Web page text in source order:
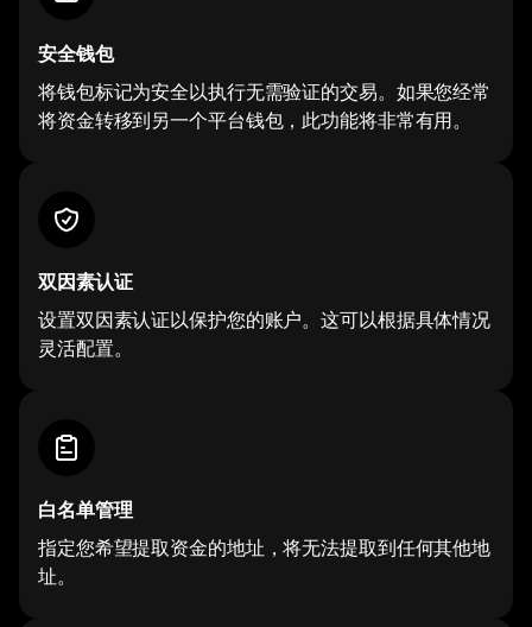
安全钱包
将钱包标记为安全以执行无需验证的交易。如果您经常
将资金转移到另一个平台钱包，此功能将非常有用。
双因素认证
设置双因素认证以保护您的账户。这可以根据具体情况
灵活配置。
白名单管理
指定您希望提取资金的地址，将无法提取到任何其他地
址。